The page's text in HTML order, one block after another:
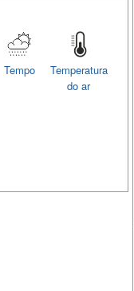
Temperatura
do ar
Tempo